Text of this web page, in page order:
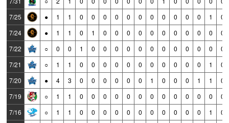
7/25
● 1 1 0 0 0 0 0 0 0 0 0 0 0 1
0
7/24
● 1 1 0 1 0 0 0 0 0 0 0 0 0 0
0
7/22
○ 0 0 1 0 0 0 0 0 0 0 0 0 0 0
0
7/21
○ 1 1 0 0 0 0 0 0 0 0 0 0 0 1
0
7/20
● 4 3 0 0 0 0 0 0 1 0 0 0 1 1
0
7/19
○ 1 1 0 0 0 0 0 0 0 0 0 0 0 0
0
7/16
○ 1 1 0 0 0 0 0 0 0 0 0 0 0 1
0